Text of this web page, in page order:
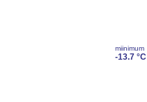
miinimum
-13.7 °C